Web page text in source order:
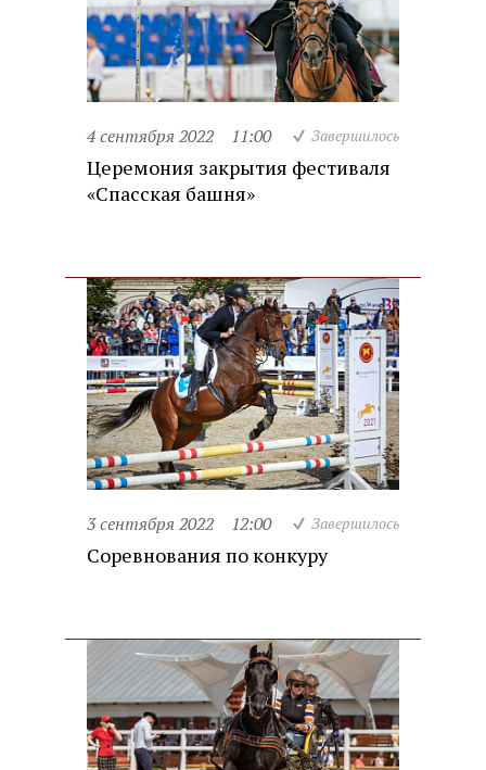
4 сентября 2022 11:00 Завершилось
Церемония закрытия фестиваля
«Спасская башня»
3 сентября 2022 12:00 Завершилось
Соревнования по конкуру